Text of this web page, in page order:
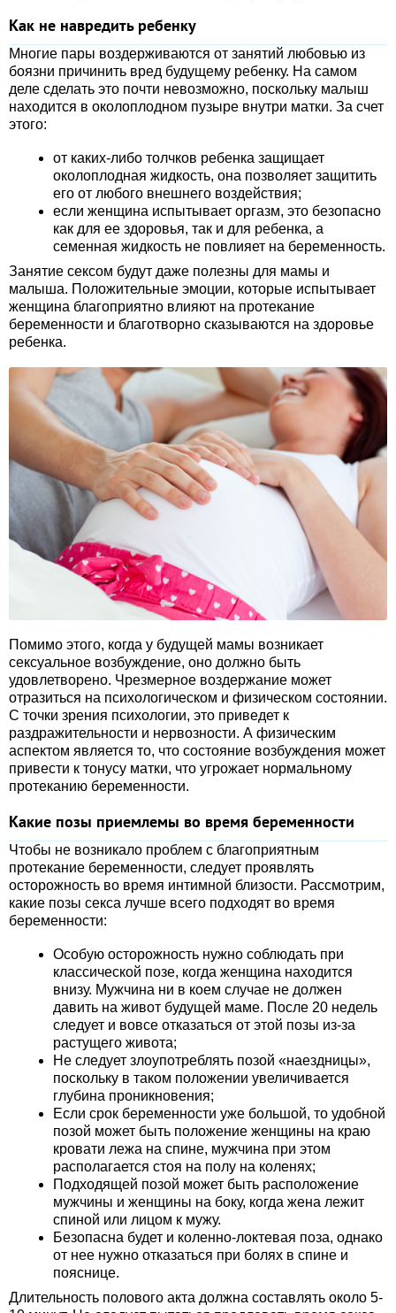
Как не навредить ребенку
Многие пары воздерживаются от занятий любовью из
боязни причинить вред будущему ребенку. На самом
деле сделать это почти невозможно, поскольку малыш
находится в околоплодном пузыре внутри матки. За счет
этого:
от каких-либо толчков ребенка защищает
околоплодная жидкость, она позволяет защитить
его от любого внешнего воздействия;
если женщина испытывает оргазм, это безопасно
как для ее здоровья, так и для ребенка, а
семенная жидкость не повлияет на беременность.
Занятие сексом будут даже полезны для мамы и
малыша. Положительные эмоции, которые испытывает
женщина благоприятно влияют на протекание
беременности и благотворно сказываются на здоровье
ребенка.
Помимо этого, когда у будущей мамы возникает
сексуальное возбуждение, оно должно быть
удовлетворено. Чрезмерное воздержание может
отразиться на психологическом и физическом состоянии.
С точки зрения психологии, это приведет к
раздражительности и нервозности. А физическим
аспектом является то, что состояние возбуждения может
привести к тонусу матки, что угрожает нормальному
протеканию беременности.
Какие позы приемлемы во время беременности
Чтобы не возникало проблем с благоприятным
протекание беременности, следует проявлять
осторожность во время интимной близости. Рассмотрим,
какие позы секса лучше всего подходят во время
беременности:
Особую осторожность нужно соблюдать при
классической позе, когда женщина находится
внизу. Мужчина ни в коем случае не должен
давить на живот будущей маме. После 20 недель
следует и вовсе отказаться от этой позы из-за
растущего живота;
Не следует злоупотреблять позой «наездницы»,
поскольку в таком положении увеличивается
глубина проникновения;
Если срок беременности уже большой, то удобной
позой может быть положение женщины на краю
кровати лежа на спине, мужчина при этом
располагается стоя на полу на коленях;
Подходящей позой может быть расположение
мужчины и женщины на боку, когда жена лежит
спиной или лицом к мужу.
Безопасна будет и коленно-локтевая поза, однако
от нее нужно отказаться при болях в спине и
пояснице.
Длительность полового акта должна составлять около 5-